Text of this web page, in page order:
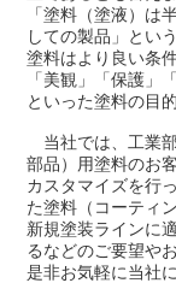
「塗料（塗液）は
しての製品」とい
塗料はより良い条
「美観」「保護」
といった塗料の目
当社では、工業
部品）用塗料のお
カスタマイズを行
た塗料（コーティ
新規塗装ラインに
るなどのご要望や
是非お気軽に当社